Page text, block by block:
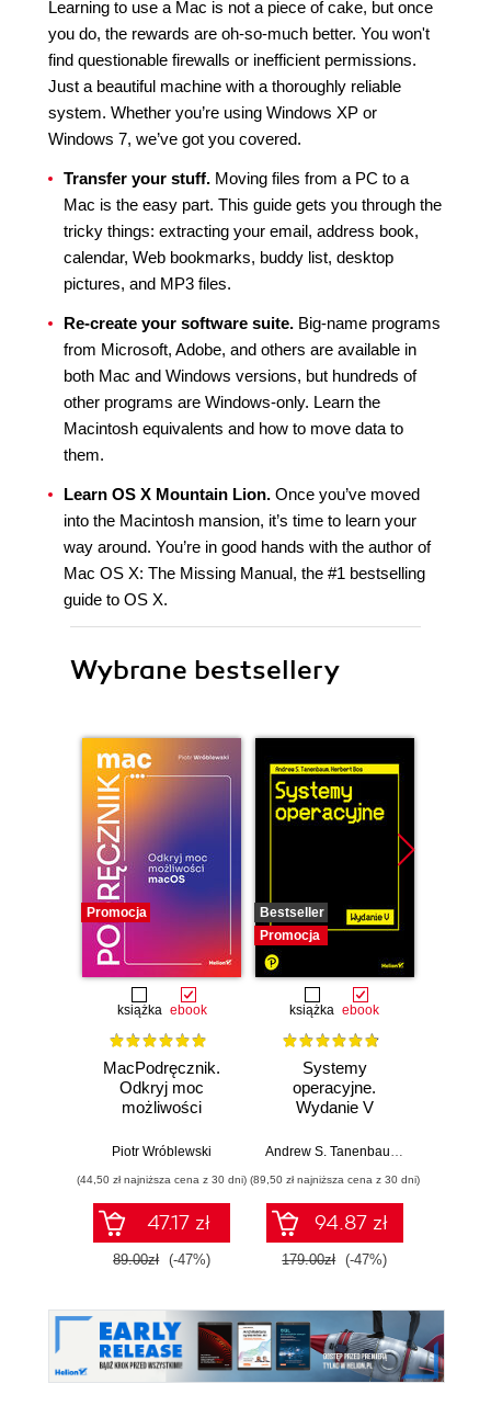
Learning to use a Mac is not a piece of cake, but once
you do, the rewards are oh-so-much better. You won't
find questionable firewalls or inefficient permissions.
Just a beautiful machine with a thoroughly reliable
system. Whether you’re using Windows XP or
Windows 7, we’ve got you covered.
Transfer your stuff. Moving files from a PC to a
Mac is the easy part. This guide gets you through the
tricky things: extracting your email, address book,
calendar, Web bookmarks, buddy list, desktop
pictures, and MP3 files.
Re-create your software suite. Big-name programs
from Microsoft, Adobe, and others are available in
both Mac and Windows versions, but hundreds of
other programs are Windows-only. Learn the
Macintosh equivalents and how to move data to
them.
Learn OS X Mountain Lion. Once you’ve moved
into the Macintosh mansion, it’s time to learn your
way around. You’re in good hands with the author of
Mac OS X: The Missing Manual, the #1 bestselling
guide to OS X.
Wybrane bestsellery
Promocja
książka ebook
MacPodręcznik.
Odkryj moc
możliwości
Piotr Wróblewski
(44,50 zł najniższa cena z 30 dni)
47.17 zł
89.00zł (-47%)
Bestseller
Promocja
książka ebook
Systemy
operacyjne.
Wydanie V
Andrew S. Tanenbaum,
(89,50 zł najniższa cena z 30 dni)
94.87 zł
179.00zł (-47%)